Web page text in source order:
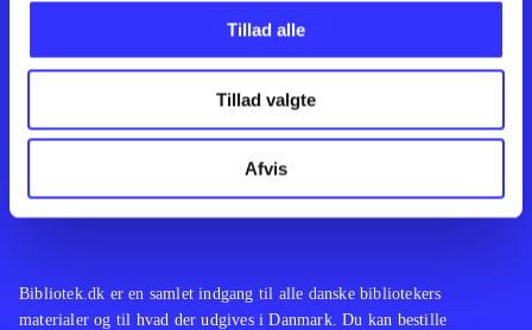
Tillad alle
Tillad valgte
Afvis Feedback
Bibliotek.dk er en samlet indgang til alle danske bibliotekers
materialer og til hvad der udgives i Danmark. Du kan bestille
Kontakt os
English
Artikler
Film
Musik
Noder